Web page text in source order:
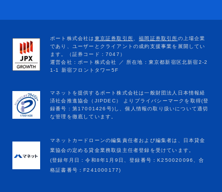
マネットカードローンの編集責任者および編集者は、日本貸金
業協会の定める貸金業務取扱主任者登録を受けています。
(登録年月日：令和8年1月9日、登録番号：K250020096、合
格証書番号：F241000177)